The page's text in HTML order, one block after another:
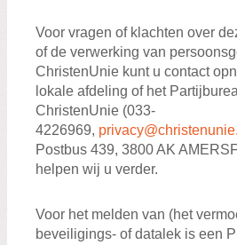
Voor vragen of klachten over
of de verwerking van
ChristenUnie kunt u contact
lokale afdeling of het
ChristenUnie (033-
4226969,
Postbus 439, 3800 AK
helpen wij u verder.
Voor het melden van (het
beveiligings- of datalek is een